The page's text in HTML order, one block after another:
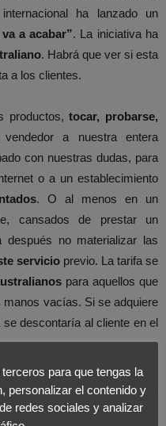
ha lanzado un
a acabar”. La iniciativa ha
. Habrá que ver si esta
a los clientes.
productos,tocar, probarse,
a nuestra entera
con nuestras dudas, para
o a un establecimiento
. O al menos en un
cansados de prestar un
no materializar las
servicio previo. La tarifa se
para aquellos que
vacías. Si se adquiere
descontaría al cliente en el
si esta iniciativa pionera
por el comercio tradicional
para que tengas la
personalizar el contenido y
redes sociales y analizar